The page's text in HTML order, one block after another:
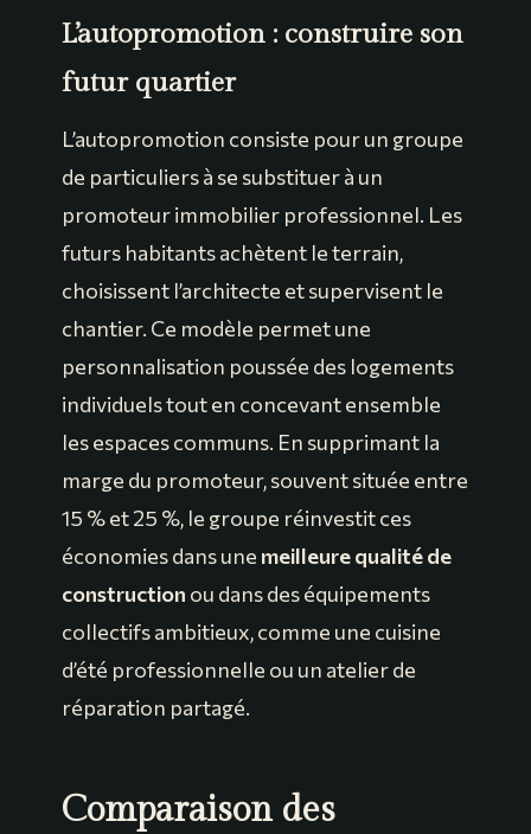
L’autopromotion : construire son
futur quartier
L’autopromotion consiste pour un groupe
de particuliers à se substituer à un
promoteur immobilier professionnel. Les
futurs habitants achètent le terrain,
choisissent l’architecte et supervisent le
chantier. Ce modèle permet une
personnalisation poussée des logements
individuels tout en concevant ensemble
les espaces communs. En supprimant la
marge du promoteur, souvent située entre
15 % et 25 %, le groupe réinvestit ces
économies dans une meilleure qualité de
construction ou dans des équipements
collectifs ambitieux, comme une cuisine
d’été professionnelle ou un atelier de
réparation partagé.
Comparaison des